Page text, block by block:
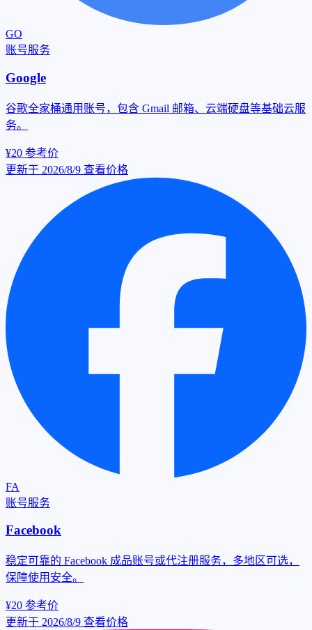
GO
账号服务
Google
谷歌全家桶通用账号，包含 Gmail 邮箱、云端硬盘等基础云服
务。
¥20 参考价
更新于 2026/8/9 查看价格
FA
账号服务
Facebook
稳定可靠的 Facebook 成品账号或代注册服务，多地区可选，
保障使用安全。
¥20 参考价
更新于 2026/8/9 查看价格